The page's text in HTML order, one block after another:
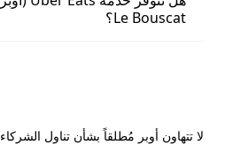
Le Bouscat؟
لا تتهاون أوبر مُطلقاً بشأن تناول